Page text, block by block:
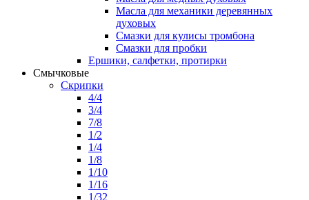
Масла для механики деревянных
духовых
Смазки для кулисы тромбона
Смазки для пробки
Ершики, салфетки, протирки
Смычковые
Скрипки
4/4
3/4
7/8
1/2
1/4
1/8
1/10
1/16
1/32